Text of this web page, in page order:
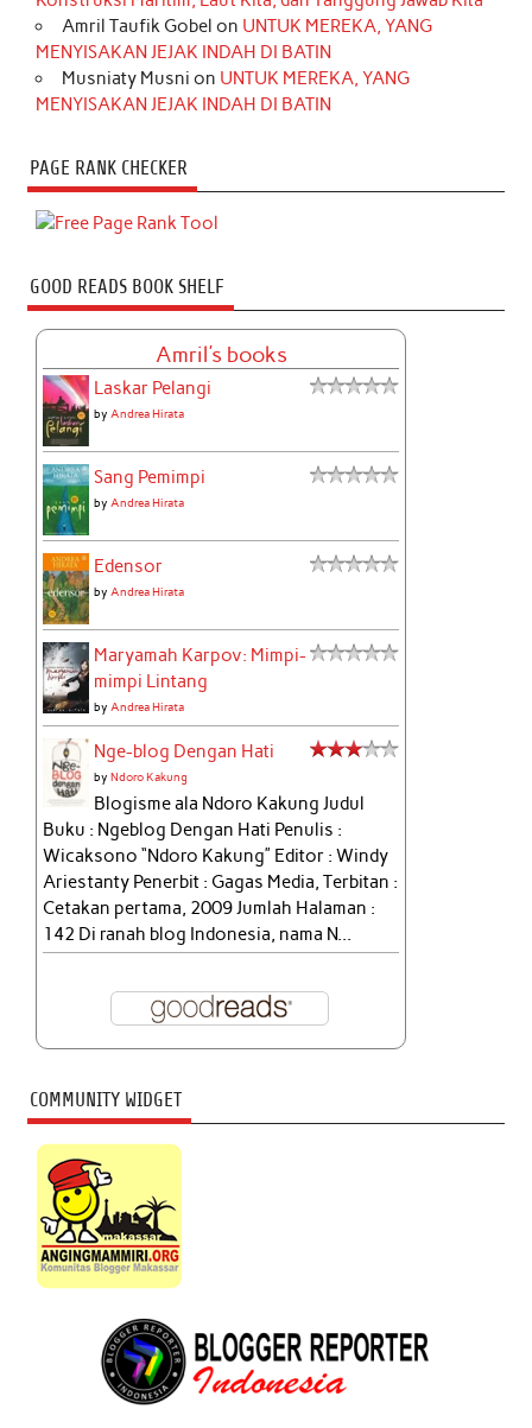
Amril Taufik Gobel on UNTUK MEREKA, YANG
MENYISAKAN JEJAK INDAH DI BATIN
Musniaty Musni on UNTUK MEREKA, YANG
MENYISAKAN JEJAK INDAH DI BATIN
PAGE RANK CHECKER
GOOD READS BOOK SHELF
Amril's books
Laskar Pelangi
byAndrea Hirata
Sang Pemimpi
byAndrea Hirata
Edensor
byAndrea Hirata
Maryamah Karpov: Mimpi-
mimpi Lintang
byAndrea Hirata
Nge-blog Dengan Hati
byNdoro Kakung
Blogisme ala Ndoro Kakung Judul
Buku : Ngeblog Dengan Hati Penulis :
Wicaksono “Ndoro Kakung” Editor : Windy
Ariestanty Penerbit : Gagas Media, Terbitan :
Cetakan pertama, 2009 Jumlah Halaman :
142 Di ranah blog Indonesia, nama N...
COMMUNITY WIDGET